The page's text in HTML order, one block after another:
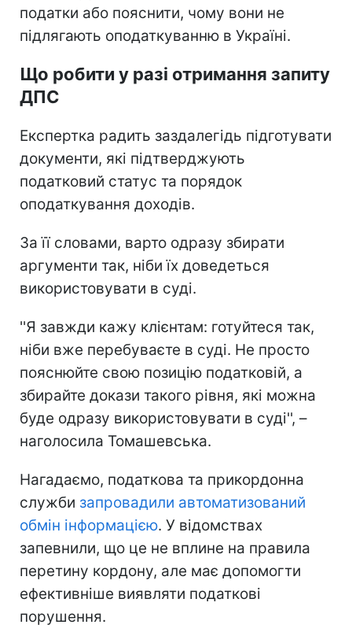
податки або пояснити, чому вони не
підлягають оподаткуванню в Україні.
Що робити у разі отримання запиту
ДПС
Експертка радить заздалегідь підготувати
документи, які підтверджують
податковий статус та порядок
оподаткування доходів.
За її словами, варто одразу збирати
аргументи так, ніби їх доведеться
використовувати в суді.
''Я завжди кажу клієнтам: готуйтеся так,
ніби вже перебуваєте в суді. Не просто
пояснюйте свою позицію податковій, а
збирайте докази такого рівня, які можна
буде одразу використовувати в суді'', –
наголосила Томашевська.
Нагадаємо, податкова та прикордонна
служби запровадили автоматизований
обмін інформацією. У відомствах
запевнили, що це не вплине на правила
перетину кордону, але має допомогти
ефективніше виявляти податкові
порушення.